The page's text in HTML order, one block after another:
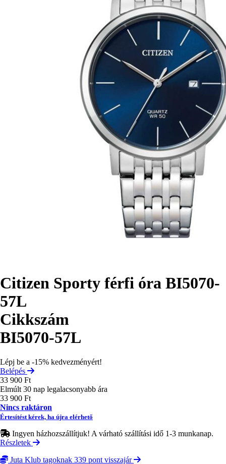
Citizen Sporty férfi óra BI5070-
57L
Cikkszám
BI5070-57L
Lépj be a -15% kedvezményért!
Belépés
33 900 Ft
Elmúlt 30 nap legalacsonyabb ára
33 900 Ft
Nincs raktáron
Értesítést kérek, ha újra elérhető
Ingyen házhozszállítjuk! A várható szállítási idő 1-3 munkanap.
Részletek
Juta Klub tagoknak 339 pont visszajár